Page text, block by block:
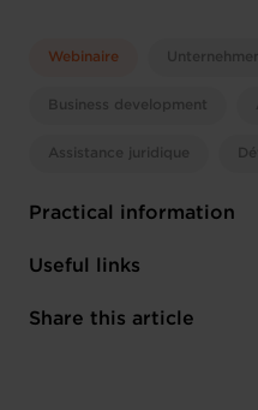
Webinaire
Business development
Assistance juridique
Practical information
Thursday 19 Oct 2023
Online
Useful links
Register here
Share this article